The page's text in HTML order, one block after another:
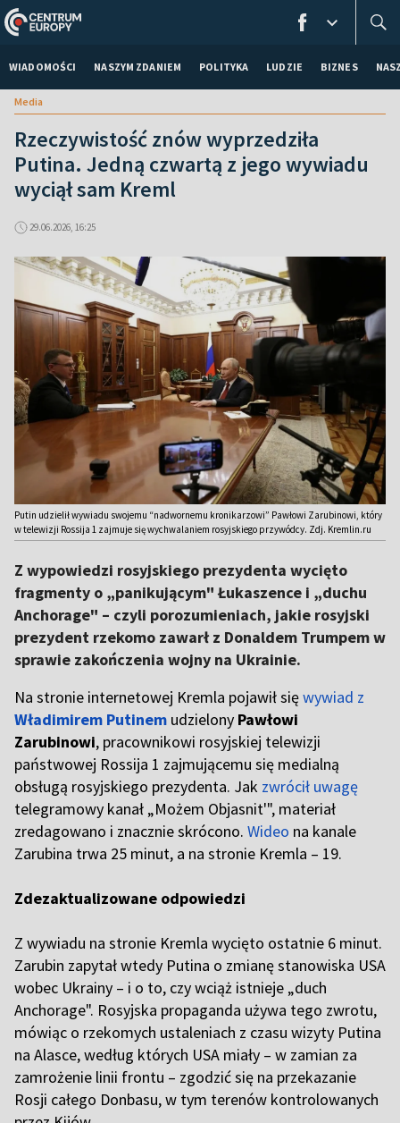
WIADOMOŚCI NASZYM ZDANIEM POLITYKA LUDZIE BIZNES
Media
Rzeczywistość znów wyprzedziła
Putina. Jedną czwartą z jego wywiadu
wyciął sam Kreml
29.06.2026, 16:25
Putin udzielił wywiadu swojemu “nadwornemu kronikarzowi” Pawłowi Zarubinowi, który
w telewizji Rossija 1 zajmuje się wychwalaniem rosyjskiego przywódcy. Zdj. Kremlin.ru
Z wypowiedzi rosyjskiego prezydenta wycięto
fragmenty o „panikującym" Łukaszence i „duchu
Anchorage" – czyli porozumieniach, jakie rosyjski
prezydent rzekomo zawarł z Donaldem Trumpem w
sprawie zakończenia wojny na Ukrainie.
Na stronie internetowej Kremla pojawił sięwywiad z
Władimirem Putinem udzielony Pawłowi
Zarubinowi, pracownikowi rosyjskiej telewizji
państwowej Rossija 1 zajmującemu się medialną
obsługą rosyjskiego prezydenta. Jak zwrócił uwagę
telegramowy kanał „Możem Objasnit'", materiał
zredagowano i znacznie skrócono. Wideo na kanale
Zarubina trwa 25 minut, a na stronie Kremla – 19.
Zdezaktualizowane odpowiedzi
Z wywiadu na stronie Kremla wycięto ostatnie 6 minut.
Zarubin zapytał wtedy Putina o zmianę stanowiska USA
wobec Ukrainy – i o to, czy wciąż istnieje „duch
Anchorage". Rosyjska propaganda używa tego zwrotu,
mówiąc o rzekomych ustaleniach z czasu wizyty Putina
na Alasce, według których USA miały – w zamian za
zamrożenie linii frontu – zgodzić się na przekazanie
Rosji całego Donbasu, w tym terenów kontrolowanych